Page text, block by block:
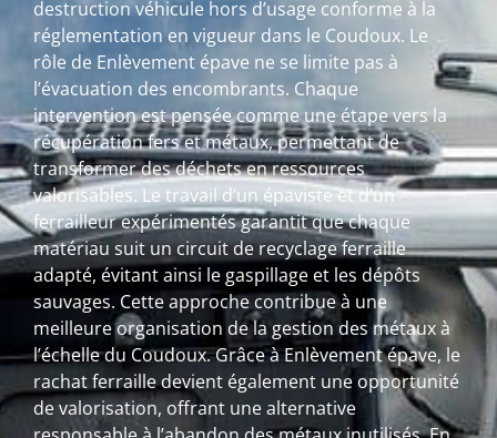
destruction véhicule hors d’usage conforme à la
réglementation en vigueur dans le Coudoux. Le
rôle de Enlèvement épave ne se limite pas à
l’évacuation des encombrants. Chaque
intervention est pensée comme une étape vers la
récupération fers et métaux, permettant de
transformer des déchets en ressources
valorisables. Le travail d’un épaviste et d’un
ferrailleur expérimentés garantit que chaque
matériau suit un circuit de recyclage ferraille
adapté, évitant ainsi le gaspillage et les dépôts
sauvages. Cette approche contribue à une
meilleure organisation de la gestion des métaux à
l’échelle du Coudoux. Grâce à Enlèvement épave, le
rachat ferraille devient également une opportunité
de valorisation, offrant une alternative